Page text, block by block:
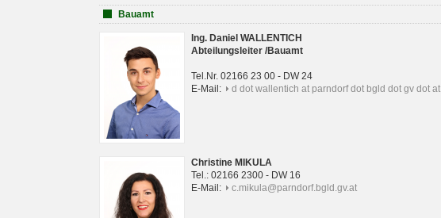
Bauamt
Ing. Daniel WALLENTICH
Abteilungsleiter /Bauamt
Tel.Nr. 02166 23 00 - DW 24
E-Mail:
d dot wallentich at parndorf dot bgld dot gv dot at
Christine MIKULA
Tel.: 02166 2300 - DW 16
E-Mail:
c.mikula@parndorf.bgld.gv.at